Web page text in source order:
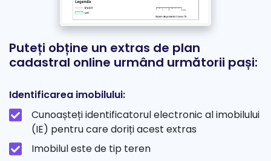
Puteți obține un extras de plan
cadastral online urmând următorii pași:
Identificarea imobilului:
Cunoașteți identificatorul electronic al imobilului
(IE) pentru care doriți acest extras
Imobilul este de tip teren